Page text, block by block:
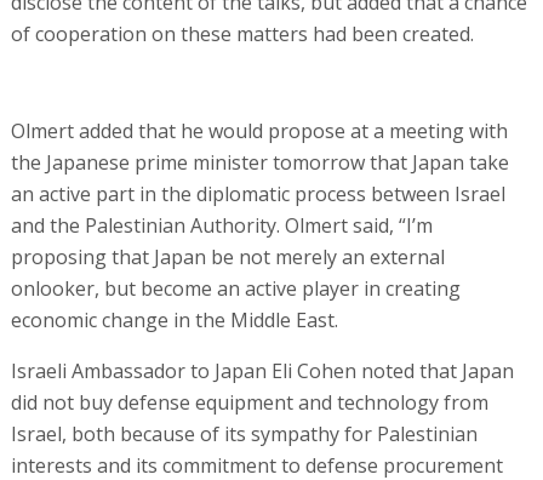
of cooperation on these matters had been created.
Olmert added that he would propose at a meeting with
the Japanese prime minister tomorrow that Japan take
an active part in the diplomatic process between Israel
and the Palestinian Authority. Olmert said, “I’m
proposing that Japan be not merely an external
onlooker, but become an active player in creating
economic change in the Middle East.
Israeli Ambassador to Japan Eli Cohen noted that Japan
did not buy defense equipment and technology from
Israel, both because of its sympathy for Palestinian
interests and its commitment to defense procurement